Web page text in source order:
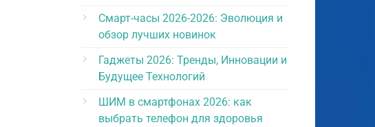
Смарт-часы 2026-2026: Эволюция и
обзор лучших новинок
Гаджеты 2026: Тренды, Инновации и
Будущее Технологий
ШИМ в смартфонах 2026: как
выбрать телефон для здоровья